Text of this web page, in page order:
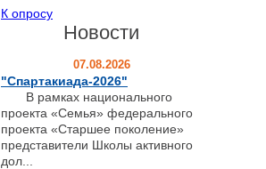
К опросу
Новости
07.08.2026
"Спартакиада-2026"
В рамках национального
проекта «Семья» федерального
проекта «Старшее поколение»
представители Школы активного
дол...